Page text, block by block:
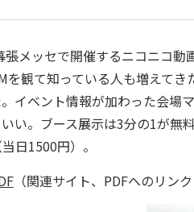
メッセで開催するニコニコ動
を観て知っている人も増えて
イベント情報が加わった会場
い。ブース展示は3分の1が無
日1500円）。
（関連サイト、PDFへのリンク